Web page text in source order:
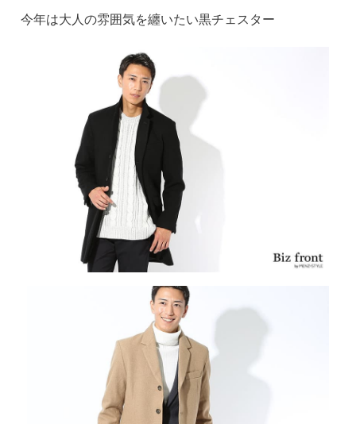
今年は大人の雰囲気を纏いたい黒チェスター